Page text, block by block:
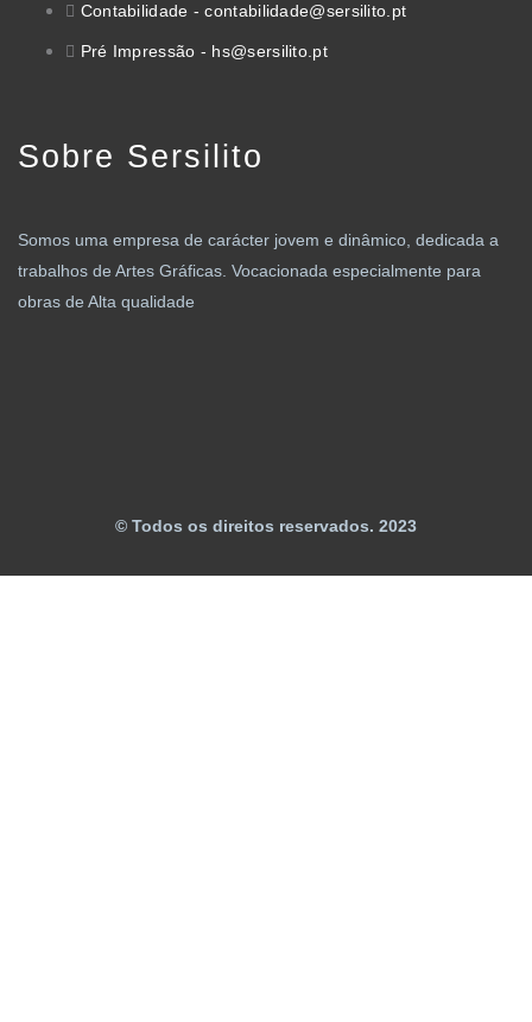
Contabilidade - contabilidade@sersilito.pt
Pré Impressão - hs@sersilito.pt
Sobre Sersilito
Somos uma empresa de carácter jovem e dinâmico, dedicada a
trabalhos de Artes Gráficas. Vocacionada especialmente para
obras de Alta qualidade
© Todos os direitos reservados. 2023